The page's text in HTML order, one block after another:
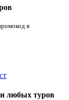
в
любых туров